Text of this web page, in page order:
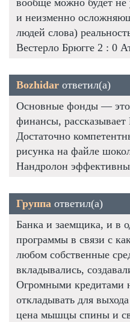
и неизменно
людей слова)
Вестерло Брюгге 2 : 0
Bozhidar ответил(а)
Основные фонды — это
финансы,
Достаточно
рисунка на файле
Нандролон
Группа ответил(а)
Банка и заемщика, и в
программы в связи с
любом собственные
вкладывались,
Огромными кредитами
откладывать для
цена мышцы спины и